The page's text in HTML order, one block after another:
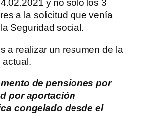
y no sólo los 3
a la solicitud que venía
Seguridad social.
a realizar un resumen de la
actual.
de pensiones por
por aportación
congelado desde el